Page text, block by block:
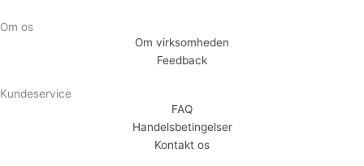
Om os
Om virksomheden
Feedback
Kundeservice
FAQ
Handelsbetingelser
Kontakt os